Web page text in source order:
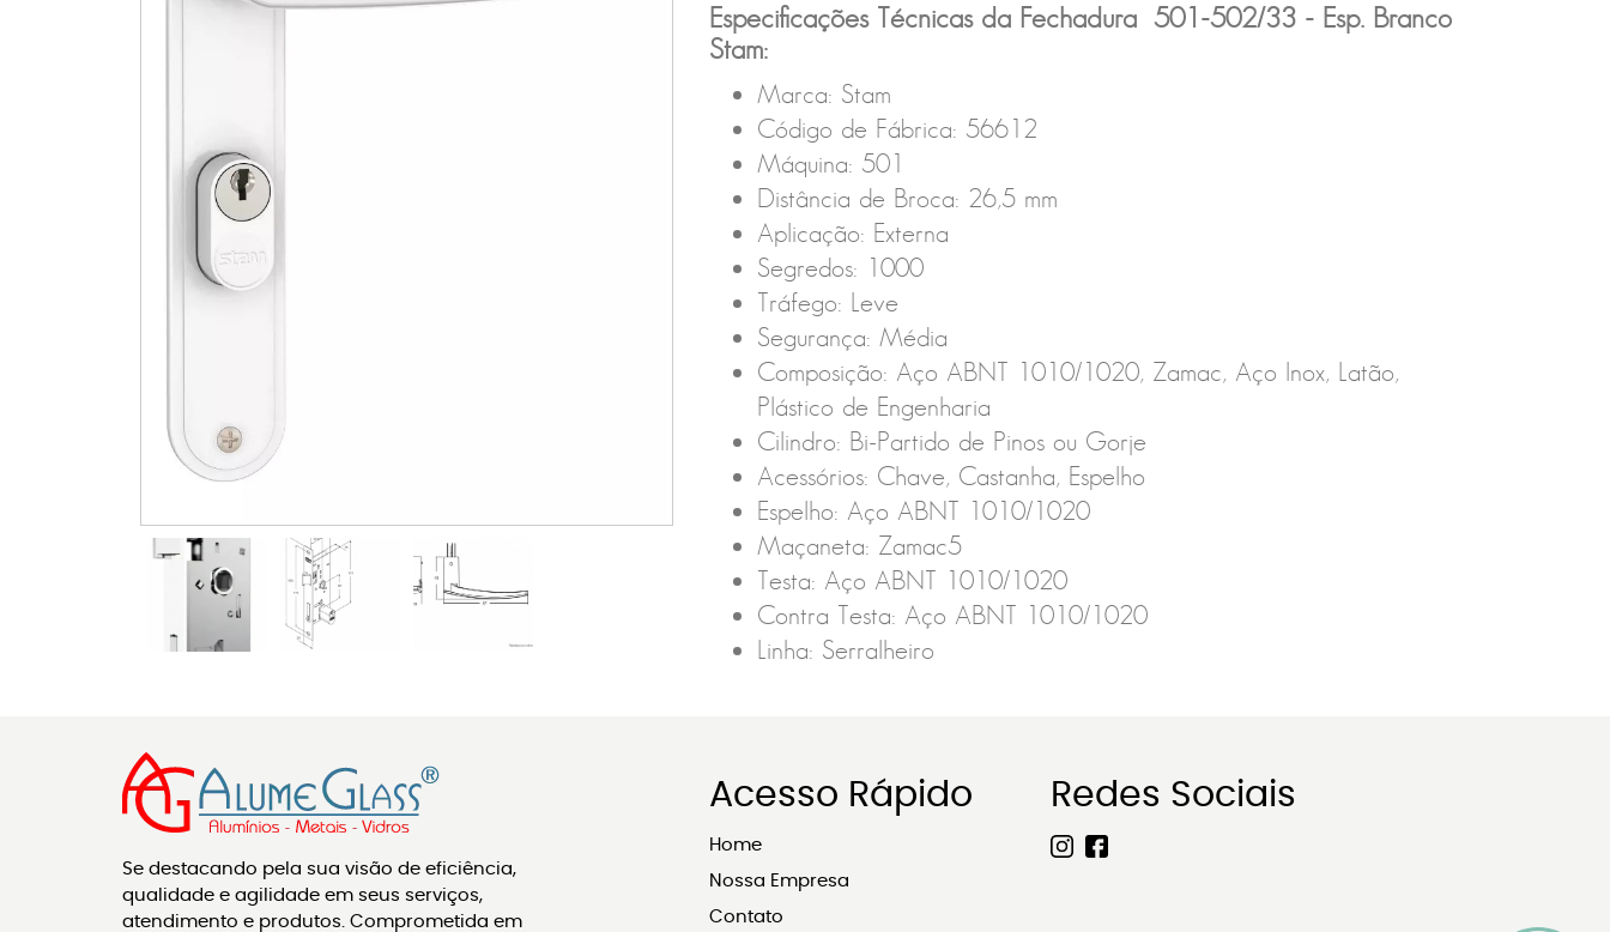
Especificações Técnicas da Fechadura 501-502/33 - Esp. Branco
Stam:
Marca: Stam
Código de Fábrica: 56612
Máquina: 501
Distância de Broca: 26,5 mm
Aplicação: Externa
Segredos: 1000
Tráfego: Leve
Segurança: Média
Composição: Aço ABNT 1010/1020, Zamac, Aço Inox, Latão,
Plástico de Engenharia
Cilindro: Bi-Partido de Pinos ou Gorje
Acessórios: Chave, Castanha, Espelho
Espelho: Aço ABNT 1010/1020
Maçaneta: Zamac5
Testa: Aço ABNT 1010/1020
Contra Testa: Aço ABNT 1010/1020
Linha: Serralheiro
Se destacando pela sua visão de eficiência,
qualidade e agilidade em seus serviços,
atendimento e produtos. Comprometida em
Acesso Rápido
Home
Nossa Empresa
Contato
Redes Sociais